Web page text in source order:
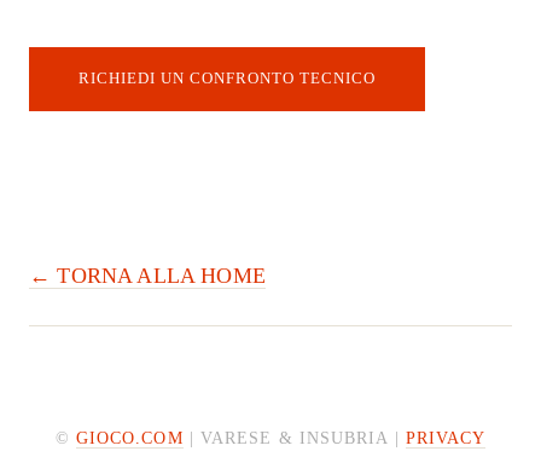
RICHIEDI UN CONFRONTO TECNICO
← TORNA ALLA HOME
© GIOCO.COM | VARESE & INSUBRIA | PRIVACY